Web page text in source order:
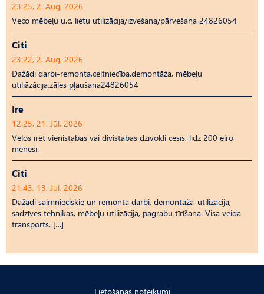
23:25, 2. Aug, 2026
Veco mēbeļu u.c. lietu utilizācija/izvešana/pārvešana 24826054
Citi
23:22, 2. Aug, 2026
Dažādi darbi-remonta,celtniecība,demontāža, mēbeļu
utiliāzācija,zāles pļaušana24826054
Īrē
12:25, 21. Jūl, 2026
Vēlos īrēt vienistabas vai divistabas dzīvokli cēsīs, līdz 200 eiro
mēnesī.
Citi
21:43, 13. Jūl, 2026
Dažādi saimnieciskie un remonta darbi, demontāža-utilizācija,
sadzīves tehnikas, mēbeļu utilizācija, pagrabu tīrīšana. Visa veida
transports. […]
Lietošanas noteikumi